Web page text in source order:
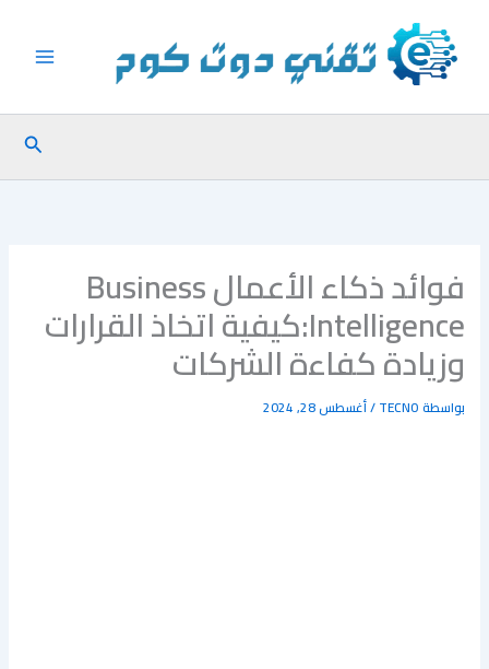
المحتوى
البحث
فوائد ذكاء الأعمال Business
Intelligence:كيفية اتخاذ القرارات
وزيادة كفاءة الشركات
بواسطةTECNO
/أغسطس 28, 2024